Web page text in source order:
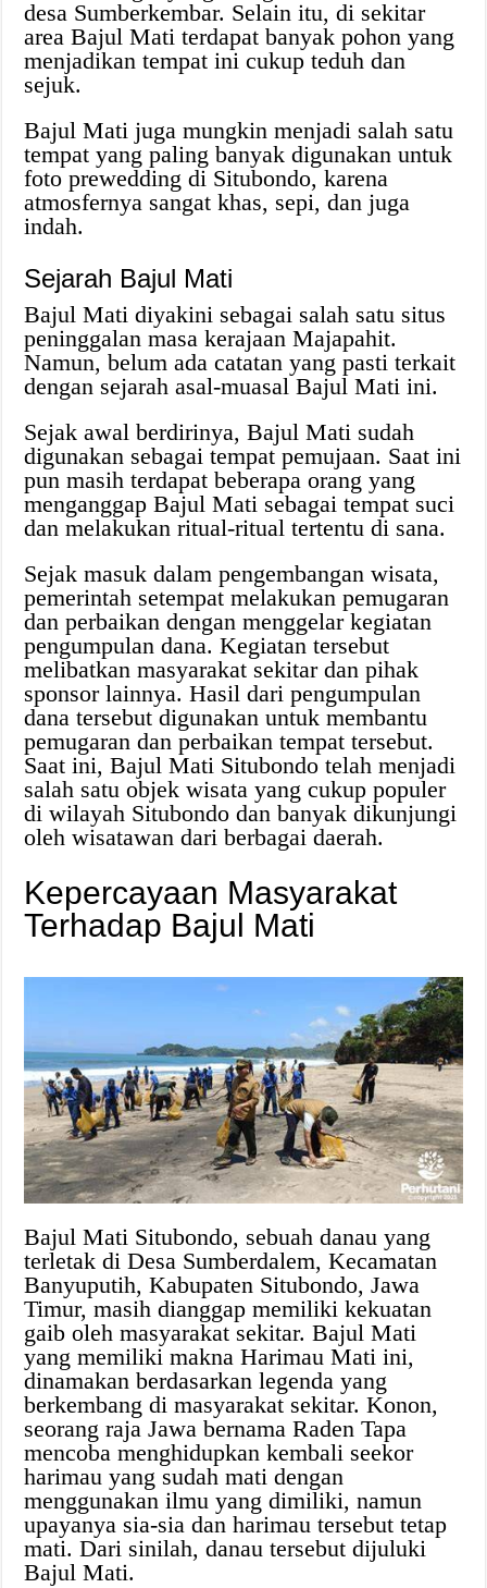
desa Sumberkembar. Selain itu, di sekitar
area Bajul Mati terdapat banyak pohon yang
menjadikan tempat ini cukup teduh dan
sejuk.
Bajul Mati juga mungkin menjadi salah satu
tempat yang paling banyak digunakan untuk
foto prewedding di Situbondo, karena
atmosfernya sangat khas, sepi, dan juga
indah.
Sejarah Bajul Mati
Bajul Mati diyakini sebagai salah satu situs
peninggalan masa kerajaan Majapahit.
Namun, belum ada catatan yang pasti terkait
dengan sejarah asal-muasal Bajul Mati ini.
Sejak awal berdirinya, Bajul Mati sudah
digunakan sebagai tempat pemujaan. Saat ini
pun masih terdapat beberapa orang yang
menganggap Bajul Mati sebagai tempat suci
dan melakukan ritual-ritual tertentu di sana.
Sejak masuk dalam pengembangan wisata,
pemerintah setempat melakukan pemugaran
dan perbaikan dengan menggelar kegiatan
pengumpulan dana. Kegiatan tersebut
melibatkan masyarakat sekitar dan pihak
sponsor lainnya. Hasil dari pengumpulan
dana tersebut digunakan untuk membantu
pemugaran dan perbaikan tempat tersebut.
Saat ini, Bajul Mati Situbondo telah menjadi
salah satu objek wisata yang cukup populer
di wilayah Situbondo dan banyak dikunjungi
oleh wisatawan dari berbagai daerah.
Kepercayaan Masyarakat
Terhadap Bajul Mati
Bajul Mati Situbondo, sebuah danau yang
terletak di Desa Sumberdalem, Kecamatan
Banyuputih, Kabupaten Situbondo, Jawa
Timur, masih dianggap memiliki kekuatan
gaib oleh masyarakat sekitar. Bajul Mati
yang memiliki makna Harimau Mati ini,
dinamakan berdasarkan legenda yang
berkembang di masyarakat sekitar. Konon,
seorang raja Jawa bernama Raden Tapa
mencoba menghidupkan kembali seekor
harimau yang sudah mati dengan
menggunakan ilmu yang dimiliki, namun
upayanya sia-sia dan harimau tersebut tetap
mati. Dari sinilah, danau tersebut dijuluki
Bajul Mati.